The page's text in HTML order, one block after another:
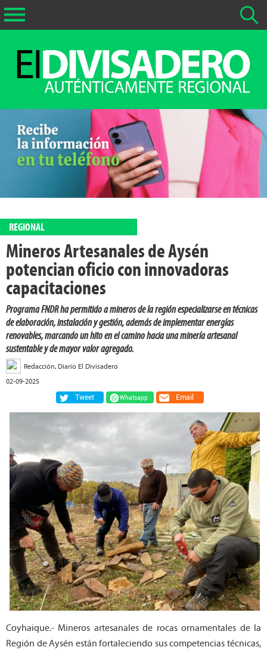
La fecha más antigua por defecto que se buscará es 01-02-
Buscar notas anteriores a 01-02-2026
REGIONAL
Mineros Artesanales de Aysén
potencian oficio con innovadoras
capacitaciones
Programa FNDR ha permitido a mineros de la región especializarse en técnicas
de elaboración, instalación y gestión, además de implementar energías
renovables, marcando un hito en el camino hacia una minería artesanal
sustentable y de mayor valor agregado.
Redacción, Diario El Divisadero
02-09-2025
Tweet
Whatsapp Email
Coyhaique.- Mineros artesanales de rocas ornamentales de la
Región de Aysén están fortaleciendo sus competencias técnicas,